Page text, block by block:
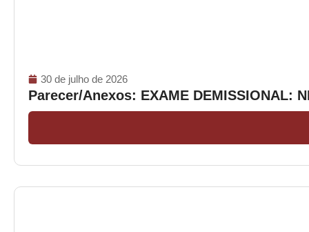
30 de julho de 2026
Parecer/Anexos: EXAME DEMISSIONAL: